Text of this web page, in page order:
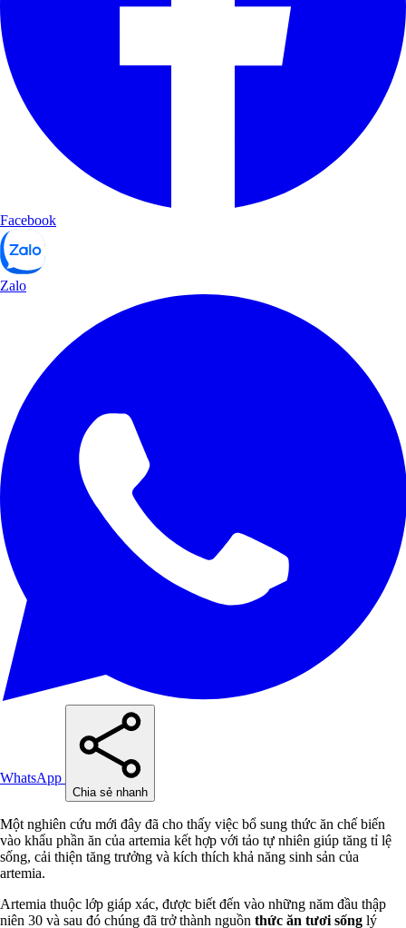
Facebook
Zalo
WhatsApp
Chia sẻ nhanh
Một nghiên cứu mới đây đã cho thấy việc bổ sung thức ăn chế biến
vào khẩu phần ăn của artemia kết hợp với tảo tự nhiên giúp tăng tỉ lệ
sống, cải thiện tăng trưởng và kích thích khả năng sinh sản của
artemia.
Artemia thuộc lớp giáp xác, được biết đến vào những năm đầu thập
niên 30 và sau đó chúng đã trở thành nguồn thức ăn tươi sống lý